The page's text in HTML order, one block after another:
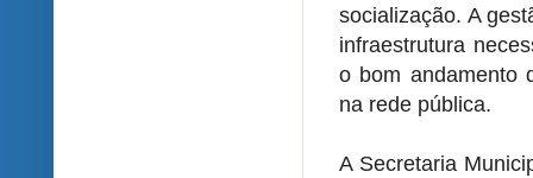
socialização. A
infraestrutura
o bom andamento
na rede pública.
A Secretaria